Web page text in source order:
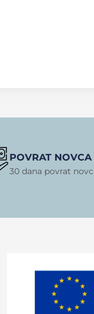
POVRAT NOVCA
30 dana povrat